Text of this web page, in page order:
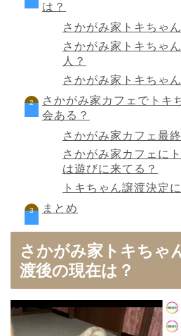
は？
さかがみ家トキちゃ
さかがみ家トキちゃ
人？
さかがみ家トキちゃ
さかがみ家カフェでトキ
会ある？
さかがみ家カフェ最
さかがみ家カフェに
は遊びに来てる？
トキちゃん譲渡決定
まとめ
さかがみ家トキちゃ
渡後の現在は？